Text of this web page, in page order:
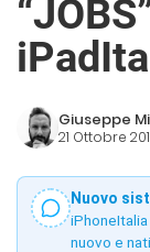
Giuseppe
21 Ottobre
Nuovo
nuovo e